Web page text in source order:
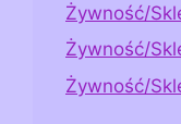
Żywność/
Żywność/
Żywność/